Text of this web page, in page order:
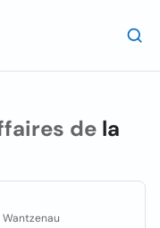
de la